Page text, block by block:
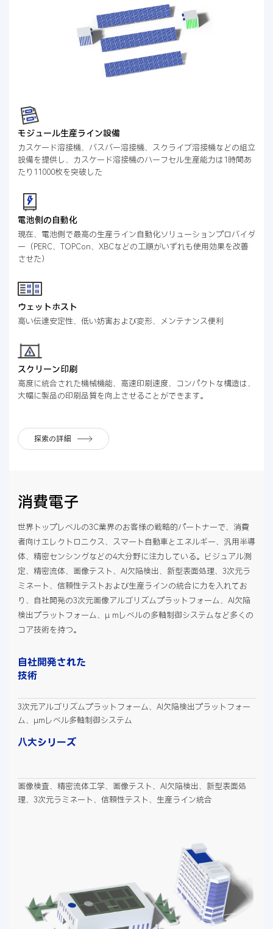
モジュール生産ライン設備
カスケード溶接機、バスバー溶接機、スクライブ溶接機などの組立
設備を提供し、カスケード溶接機のハーフセル生産能力は1時間あ
たり11000枚を突破した
電池側の自動化
現在、電池側で最高の生産ライン自動化ソリューションプロバイダ
ー（PERC、TOPCon、XBCなどの工順がいずれも使用効果を改善
させた）
ウェットホスト
高い伝達安定性、低い妨害および変形、メンテナンス便利
スクリーン印刷
高度に統合された機械機能、高速印刷速度、コンパクトな構造は、
大幅に製品の印刷品質を向上させることができます。
探索の詳細
消費電子
世界トップレベルの3C業界のお客様の戦略的パートナーで、消費
者向けエレクトロニクス、スマート自動車とエネルギー、汎用半導
体、精密センシングなどの4大分野に注力している。ビジュアル測
定、精密流体、画像テスト、AI欠陥検出、新型表面処理、3次元ラ
ミネート、信頼性テストおよび生産ラインの統合に力を入れてお
り、自社開発の3次元画像アルゴリズムプラットフォーム、AI欠陥
検出プラットフォーム、μ mレベルの多軸制御システムなど多くの
コア技術を持つ。
自社開発された
技術
3次元アルゴリズムプラットフォーム、AI欠陥検出プラットフォー
ム、μmレベル多軸制御システム
八大シリーズ
画像検査、精密流体工学、画像テスト、AI欠陥検出、新型表面処
理、3次元ラミネート、信頼性テスト、生産ライン統合